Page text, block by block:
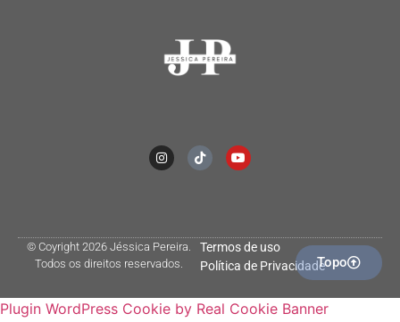
© Coyright 2026 Jéssica Pereira.
Todos os direitos reservados.
Termos de uso
Política de PrivacidadeTopo
Plugin WordPress Cookie by Real Cookie Banner